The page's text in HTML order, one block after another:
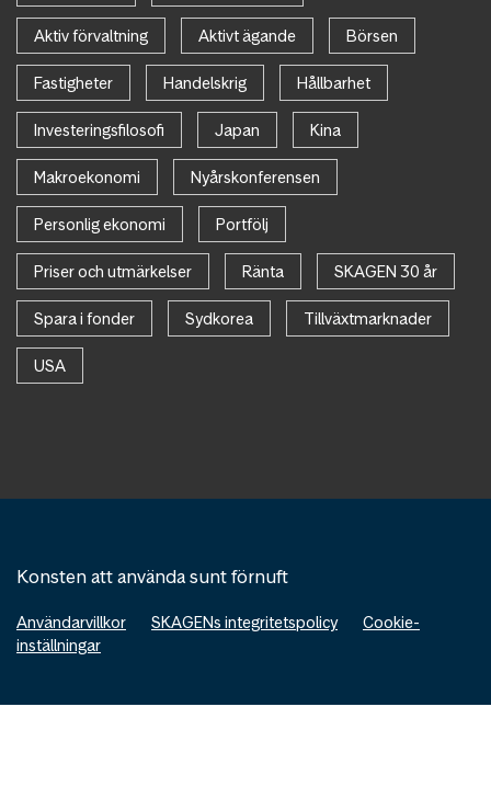
Aktiv förvaltning Aktivt ägande Börsen
Fastigheter Handelskrig Hållbarhet
Investeringsfilosofi Japan Kina
Makroekonomi Nyårskonferensen
Personlig ekonomi Portfölj
Priser och utmärkelser Ränta SKAGEN 30 år
Spara i fonder Sydkorea Tillväxtmarknader
USA
Konsten att använda sunt förnuft
Användarvillkor SKAGENs integritetspolicy
Cookie-
inställningar